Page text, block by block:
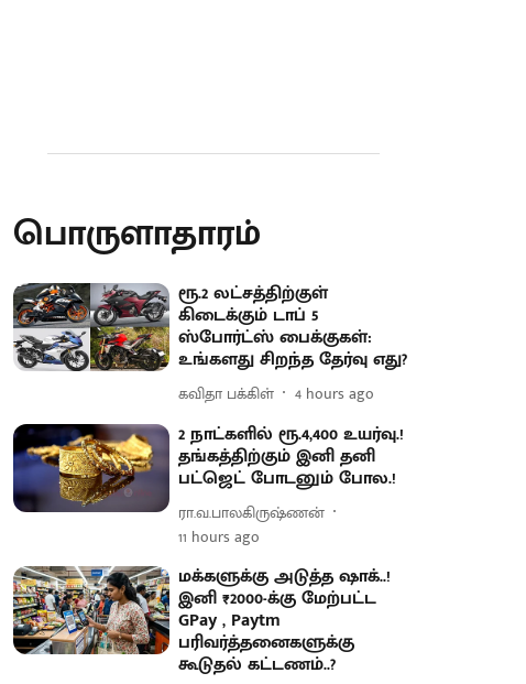
பொருளாதாரம்
ரூ.2 லட்சத்திற்குள்
கிடைக்கும் டாப் 5
ஸ்போர்ட்ஸ் பைக்குகள்:
உங்களது சிறந்த தேர்வு எது?
கவிதா பக்கிள் 4 hours ago
2 நாட்களில் ரூ.4,400 உயர்வு.!
தங்கத்திற்கும் இனி தனி
பட்ஜெட் போடனும் போல.!
ரா.வ.பாலகிருஷ்ணன்
11 hours ago
மக்களுக்கு அடுத்த ஷாக்..!
இனி ₹2000-க்கு மேற்பட்ட
GPay , Paytm
பரிவர்த்தனைகளுக்கு
கூடுதல் கட்டணம்..?